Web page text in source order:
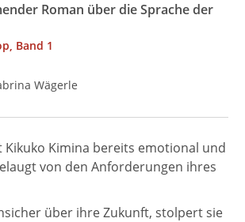
Roman über die Sprache der
Band 1
Wägerle
Kikuko Kimina bereits emotional und
von den Anforderungen ihres
über ihre Zukunft, stolpert sie